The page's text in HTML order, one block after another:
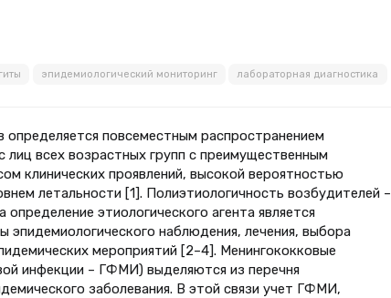
эпидемиологический мониторинг лабораторная диагностика
повсеместным распространением
лиц всех возрастных групп с преимущественным
клинических проявлений, высокой вероятностью
летальности [1]. Полиэтиологичность возбудителей –
этиологического агента является
наблюдения, лечения, выбора
мероприятий [2–4]. Менингококковые
инфекции – ГФМИ) выделяются из перечня
заболевания. В этой связи учет ГФМИ,